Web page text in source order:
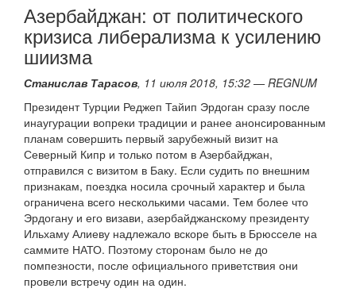
Азербайджан: от политического
кризиса либерализма к усилению
шиизма
Станислав Тарасов, 11 июля 2018, 15:32 — REGNUM
Президент Турции Реджеп Тайип Эрдоган сразу после
инаугурации вопреки традиции и ранее анонсированным
планам совершить первый зарубежный визит на
Северный Кипр и только потом в Азербайджан,
отправился с визитом в Баку. Если судить по внешним
признакам, поездка носила срочный характер и была
ограничена всего несколькими часами. Тем более что
Эрдогану и его визави, азербайджанскому президенту
Ильхаму Алиеву надлежало вскоре быть в Брюсселе на
саммите НАТО. Поэтому сторонам было не до
помпезности, после официального приветствия они
провели встречу один на один.